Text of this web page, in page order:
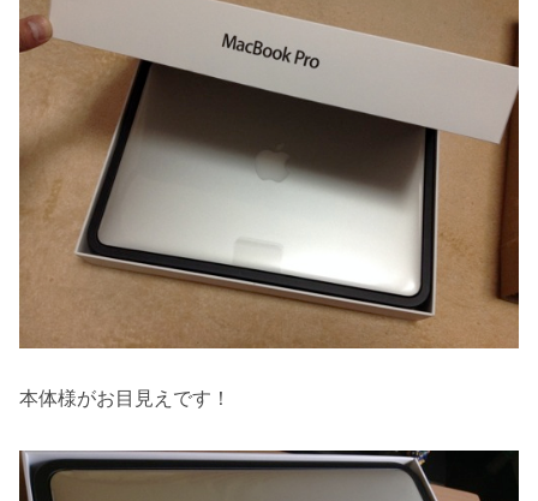
本体様がお目見えです！